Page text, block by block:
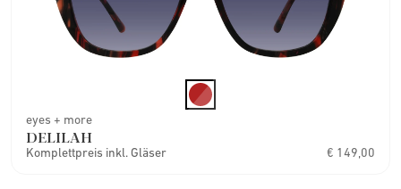
eyes + more
DELILAH
Komplettpreis inkl. Gläser € 149,00